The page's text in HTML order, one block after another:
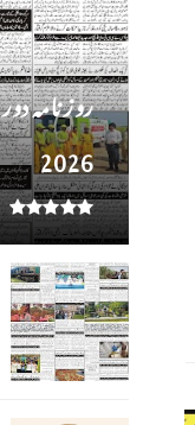
روز نامہ
2026